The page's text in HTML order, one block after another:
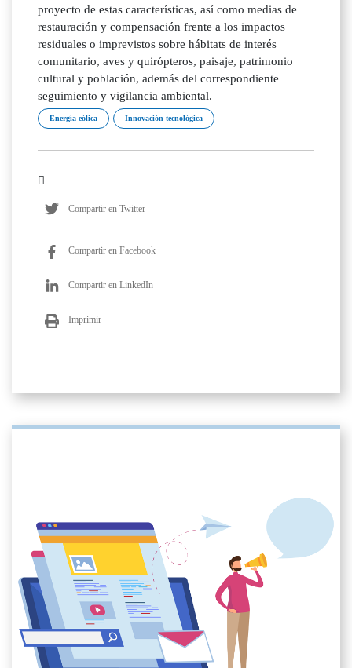
proyecto de estas características, así como medias de
restauración y compensación frente a los impactos
residuales o imprevistos sobre hábitats de interés
comunitario, aves y quirópteros, paisaje, patrimonio
cultural y población, además del correspondiente
seguimiento y vigilancia ambiental.
Energía eólica Innovación tecnológica
Compartir en Twitter
Compartir en Facebook
Compartir en LinkedIn
Imprimir